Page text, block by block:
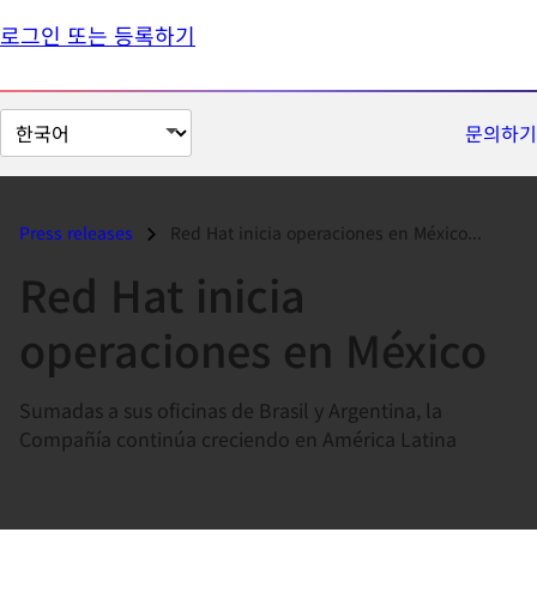
로그인 또는 등록하기
페
이
문의하기
Press releases Red Hat inicia operaciones en México...
Red Hat inicia
operaciones en México
Sumadas a sus oficinas de Brasil y Argentina, la
Compañía continúa creciendo en América Latina